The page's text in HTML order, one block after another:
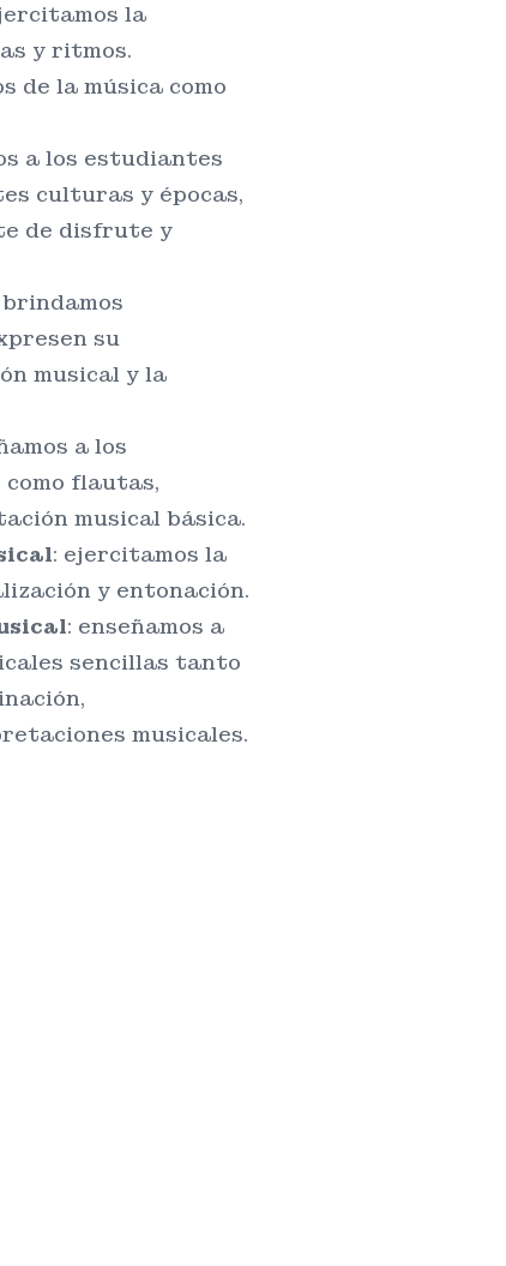
la
y ritmos.
de la música como
a los estudiantes
culturas y épocas,
de disfrute y
brindamos
su
musical y la
a los
flautas,
musical básica.
: ejercitamos la
y entonación.
: enseñamos a
sencillas tanto
musicales.